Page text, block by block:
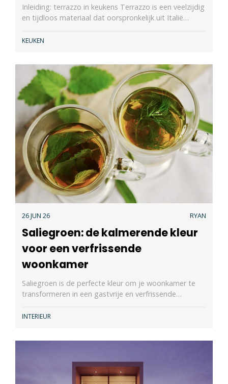
Inleiding: terrazzo in keukens Terrazzo is een veelzijdig
en tijdloos materiaal dat oorspronkelijk uit Italië…
KEUKEN
26 JUN 26 RYAN
Saliegroen: de kalmerende kleur
voor een verfrissende
woonkamer
Saliegroen is de perfecte kleur om je woonkamer te
transformeren in een gastvrije en verfrissende…
INTERIEUR